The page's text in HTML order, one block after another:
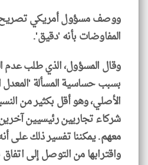
ووصف مسؤول أمريكي تصريح
المفاوضات بأنه 'دقيق'.
وقال المسؤول، الذي طلب
بسبب حساسية المسألة
الأصلي، وهو أقل بكثير من
شركاء تجاريين رئيسيين
معهم. يمكننا تفسير ذلك على
واقترابها من التوصل إلى